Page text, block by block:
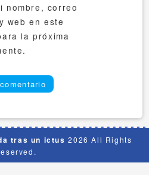
nombre, correo
web en este
la próxima
tras un ictus 2026 All Rights